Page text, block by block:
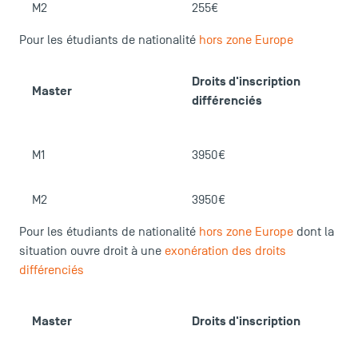
Accréditations
M2 255€
Pour les étudiants de nationalité hors zone Europe
Master
Droits d'inscription
différenciés
M1 3950€
M2 3950€
Pour les étudiants de nationalité hors zone Europe dont la
situation ouvre droit à une exonération des droits
différenciés
Master Droits d'inscription